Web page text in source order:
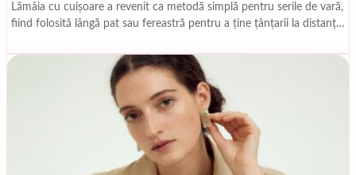
Lămâia cu cuișoare a revenit ca metodă simplă pentru serile de vară,
fiind folosită lângă pat sau fereastră pentru a ține țânțarii la distanță.